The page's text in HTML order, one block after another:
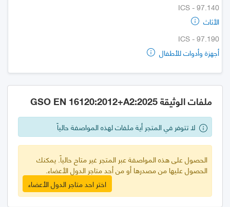
ICS - 97.140
الأثاث
ICS - 97.190
أجهزة وأدوات للأطفال
ملفات الوثيقة GSO EN 16120:2012+A2:2025
لا تتوفر في المتجر أية ملفات لهذه المواصفة حالياً
الحصول على هذه المواصفة عبر المتجر غير متاح حالياً. يمكنك
الحصول عليها من مصدرها أو من أحد متاجر الدول الأعضاء.
اختر احد متاجر الدول الأعضاء